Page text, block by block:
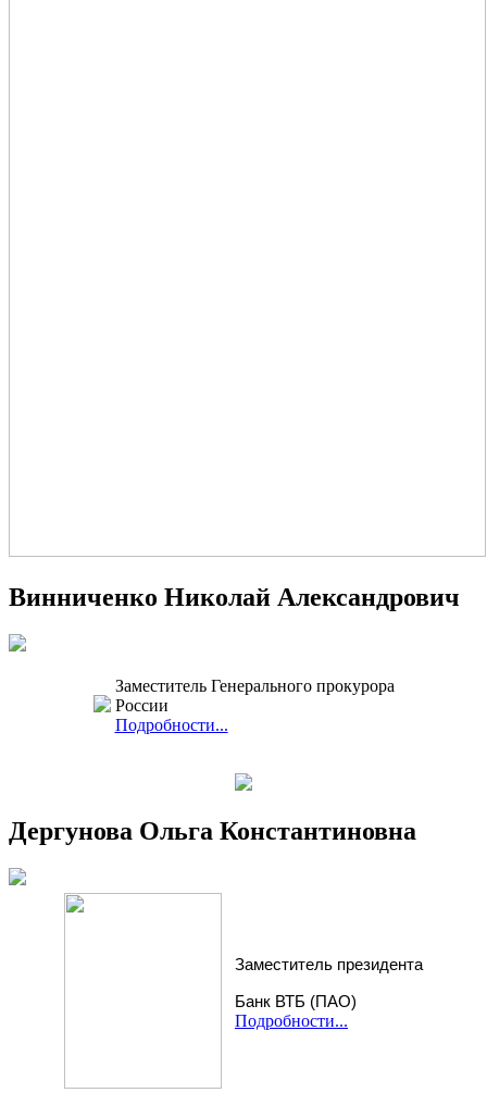
Винниченко Николай Александрович
Заместитель Генерального прокурора
России
Подробности...
Дергунова Ольга Константиновна
Заместитель президента
Банк ВТБ (ПАО)
Подробности...